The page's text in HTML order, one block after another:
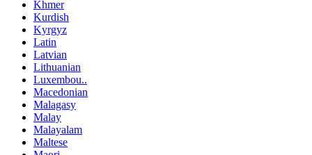
Khmer
Kurdish
Kyrgyz
Latin
Latvian
Lithuanian
Luxembou..
Macedonian
Malagasy
Malay
Malayalam
Maltese